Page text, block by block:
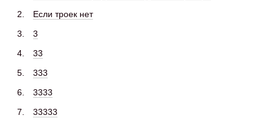
Если троек нет
3
33
333
3333
33333